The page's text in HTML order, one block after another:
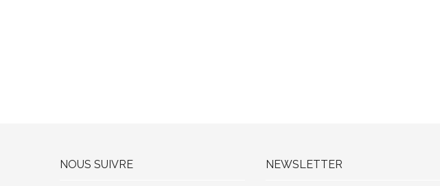
NOUS SUIVRE NEWSLETTER